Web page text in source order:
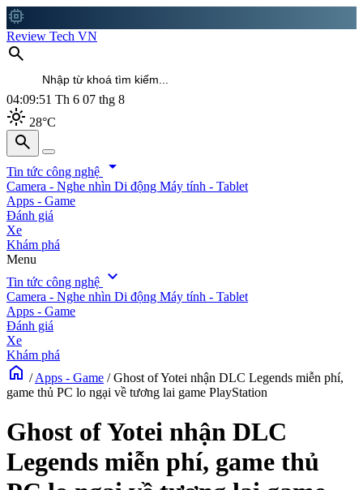
memory
Review Tech VN
search
04:09:53 Th 6 07 thg 8
light_mode 28°C
search
search
Tin tức công nghệ arrow_drop_down
Camera - Nghe nhìn Di động Máy tính - Tablet
Apps - Game
Đánh giá
Xe
Khám phá
Menu
Tin tức công nghệ expand_more
Camera - Nghe nhìn Di động Máy tính - Tablet
Apps - Game
Đánh giá
Xe
Khám phá
home / Apps - Game / Ghost of Yotei nhận DLC Legends miễn phí,
game thủ PC lo ngại về tương lai game PlayStation
Ghost of Yotei nhận DLC
Legends miễn phí, game thủ